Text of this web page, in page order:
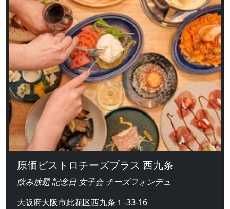
原価ビストロチーズプラス 西九条
飲み放題 記念日 女子会 チーズフォンデュ
大阪府大阪市此花区西九条１-33-16